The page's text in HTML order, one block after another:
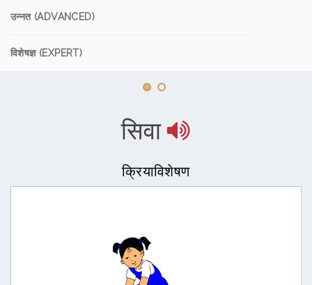
उन्नत (ADVANCED)
विशेषज्ञ (EXPERT)
सिवा
क्रियाविशेषण